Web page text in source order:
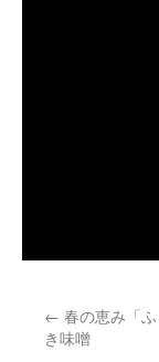
← 春の恵み「
き味噌